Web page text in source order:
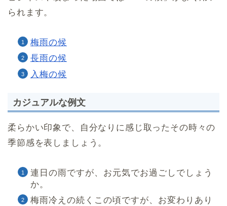
られます。
梅雨の候
長雨の候
入梅の候
カジュアルな例文
柔らかい印象で、自分なりに感じ取ったその時々の
季節感を表しましょう。
連日の雨ですが、お元気でお過ごしでしょう
か。
梅雨冷えの続くこの頃ですが、お変わりあり